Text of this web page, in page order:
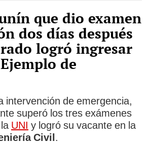
que dio examen
dos días después
logró ingresar
de
intervención de emergencia,
superó los tres exámenes
UNI y logró su vacante en la
Civil.